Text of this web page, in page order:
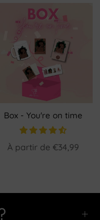
Box - You're on time
À partir de €34,99